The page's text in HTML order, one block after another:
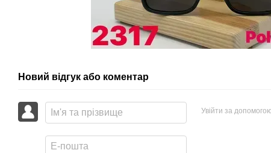
Новий відгук або коментар
Увійти за